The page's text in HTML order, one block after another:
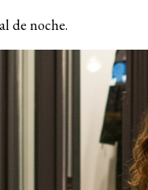
de noche.